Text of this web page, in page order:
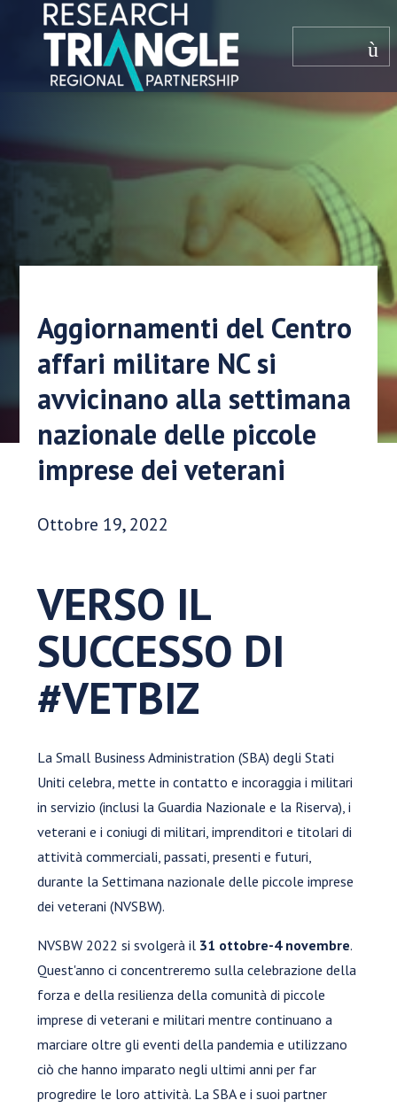
Salta al contenuto
menù
Aggiornamenti del Centro
affari militare NC si
avvicinano alla settimana
nazionale delle piccole
imprese dei veterani
Data di pubblicazione:
Ottobre 19, 2022
VERSO IL
SUCCESSO DI
#VETBIZ
La Small Business Administration (SBA) degli Stati
Uniti celebra, mette in contatto e incoraggia i militari
in servizio (inclusi la Guardia Nazionale e la Riserva), i
veterani e i coniugi di militari, imprenditori e titolari di
attività commerciali, passati, presenti e futuri,
durante la Settimana nazionale delle piccole imprese
dei veterani (NVSBW).
NVSBW 2022 si svolgerà il 31 ottobre-4 novembre.
Quest'anno ci concentreremo sulla celebrazione della
forza e della resilienza della comunità di piccole
imprese di veterani e militari mentre continuano a
marciare oltre gli eventi della pandemia e utilizzano
ciò che hanno imparato negli ultimi anni per far
progredire le loro attività. La SBA e i suoi partner